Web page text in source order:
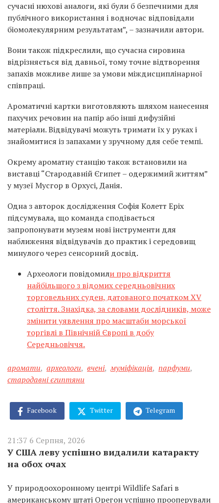
сучасні нюхові аналоги, які були б безпечними для
публічного використання і водночас відповідали
біомолекулярним результатам”, – зазначили автори.
Вони також підкреслили, що сучасна сировина
відрізняється від давньої, тому точне відтворення
запахів можливе лише за умови міждисциплінарної
співпраці.
Ароматичні картки виготовляють шляхом нанесення
пахучих речовин на папір або інші дифузійні
матеріали. Відвідувачі можуть тримати їх у руках і
знайомитися із запахами у зручному для себе темпі.
Окрему ароматну станцію також встановили на
виставці “Стародавній Єгипет – одержимий життям”
у музеї Мусгор в Орхусі, Данія.
Одна з авторок дослідження Софія Колетт Еріх
підсумувала, що команда сподівається
запропонувати музеям нові інструменти для
наближення відвідувачів до практик і середовищ
минулого через сенсорний досвід.
Археологи повідомили про відкриття
найбільшого з відомих середньовічних
торговельних суден, датованого початком XV
століття. Знахідка, за словами дослідників, може
змінити уявлення про масштаби морської
торгівлі в Північній Європі в добу
Середньовіччя.
аромати, археологи, вчені, муміфікація, парфуми,
стародавні єгиптяни
Facebook Twitter Telegram
21:37 6 Серпня, 2026
У США леву успішно видалили катаракту
на обох очах
У природоохоронному центрі Wildlife Safari в
американському штаті Орегон успішно прооперували